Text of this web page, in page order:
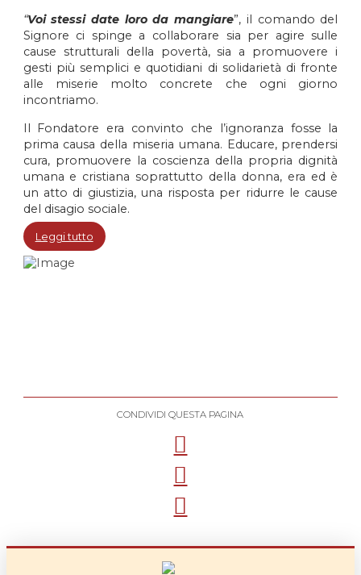
“Voi stessi date loro da mangiare”, il comando del
Signore ci spinge a collaborare sia per agire sulle
cause strutturali della povertà, sia a promuovere i
gesti più semplici e quotidiani di solidarietà di fronte
alle miserie molto concrete che ogni giorno
incontriamo.
Il Fondatore era convinto che l’ignoranza fosse la
prima causa della miseria umana. Educare, prendersi
cura, promuovere la coscienza della propria dignità
umana e cristiana soprattutto della donna, era ed è
un atto di giustizia, una risposta per ridurre le cause
del disagio sociale.
Leggi tutto
CONDIVIDI QUESTA PAGINA